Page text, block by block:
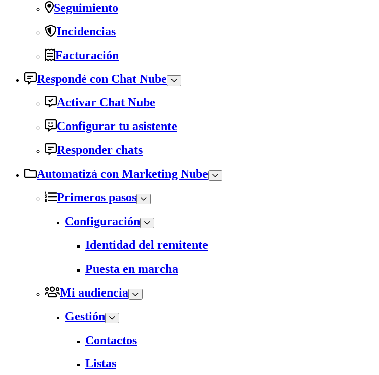
Seguimiento
Incidencias
Facturación
Respondé con Chat Nube
Activar Chat Nube
Configurar tu asistente
Responder chats
Automatizá con Marketing Nube
Primeros pasos
Configuración
Identidad del remitente
Puesta en marcha
Mi audiencia
Gestión
Contactos
Listas